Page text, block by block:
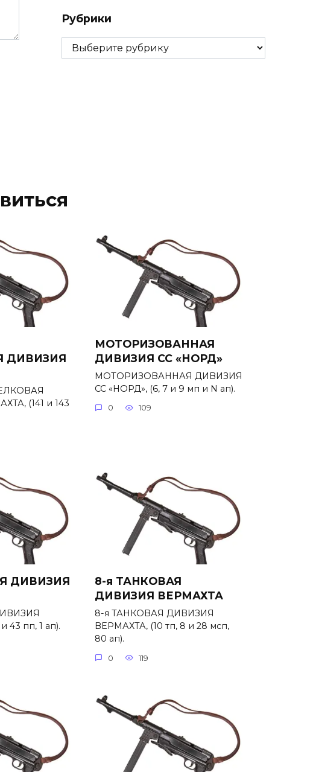
Рубрики
Рубрики
ДИВИЗИЯ
(141 и 143
МОТОРИЗОВАННАЯ
ДИВИЗИЯ СС «НОРД»
МОТОРИЗОВАННАЯ ДИВИЗИЯ
СС «НОРД», (6, 7 и 9 мп и N ап).
0 109
ДИВИЗИЯ
43 пп, 1 ап).
8-я ТАНКОВАЯ
ДИВИЗИЯ ВЕРМАХТА
8-я ТАНКОВАЯ ДИВИЗИЯ
ВЕРМАХТА, (10 тп, 8 и 28 мсп,
80 ап).
0 119